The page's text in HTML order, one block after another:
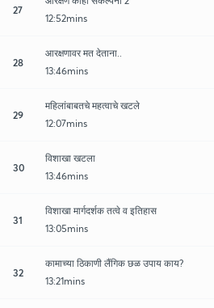
27
12:52mins
28
आरक्षणावर मत देताना..
13:46mins
29
महिलांबाबतचे महत्वाचे खटले
12:07mins
30
विशाखा खटला
13:46mins
31
विशाखा मार्गदर्शक तत्वे व इतिहास
13:05mins
32
कामाच्या ठिकाणी लैंगिक छळ उपाय काय?
13:21mins